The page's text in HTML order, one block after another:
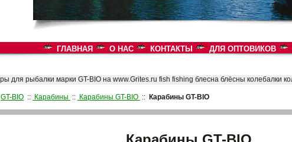
ГЛАВНАЯ О НАС КОНТАКТЫ ДЛЯ ОПТОВИКОВ
GT-BIO :: Карабины :: Карабины GT-BIO :: Карабины GT-BIO